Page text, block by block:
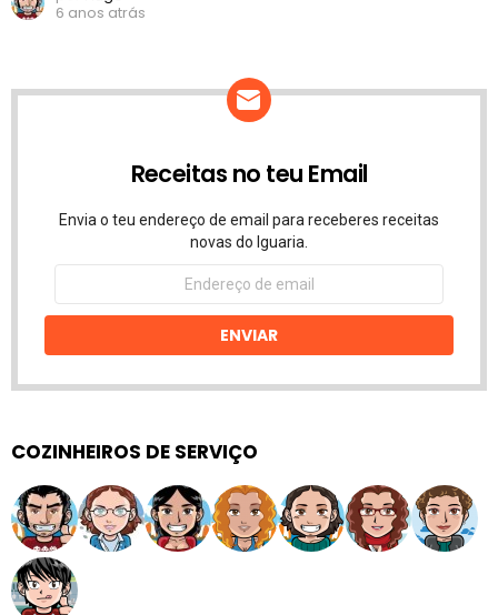
6 anos atrás
Receitas no teu Email
Envia o teu endereço de email para receberes receitas
novas do Iguaria.
Endereço
email
ENVIAR
COZINHEIROS DE SERVIÇO